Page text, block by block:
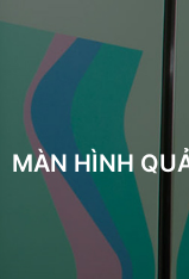
MÀN HÌNH